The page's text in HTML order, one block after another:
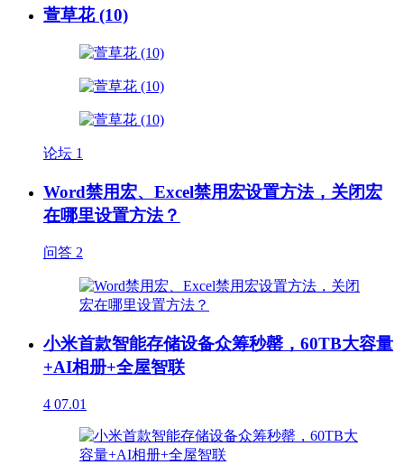
萱草花 (10)
论坛 1
Word禁用宏、Excel禁用宏设置方法，关闭宏
在哪里设置方法？
问答 2
小米首款智能存储设备众筹秒罄，60TB大容量
+AI相册+全屋智联
4 07.01